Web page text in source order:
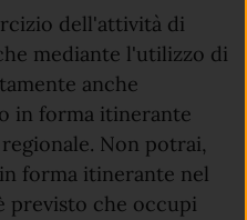
dell'attività di
mediante l'utilizzo di
anche
in forma itinerante
Non potrai,
forma itinerante nel
previsto che occupi